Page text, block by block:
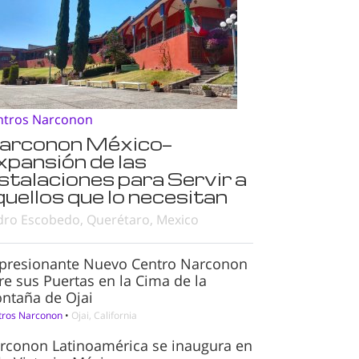
Narconon
México—
de las
para Servir a
que lo necesitan
Escobedo, Querétaro, Mexico
Nuevo Centro Narconon
sus Puertas en la Cima de la
de Ojai
Narconon • Ojai, California
Latinoamérica se inaugura en